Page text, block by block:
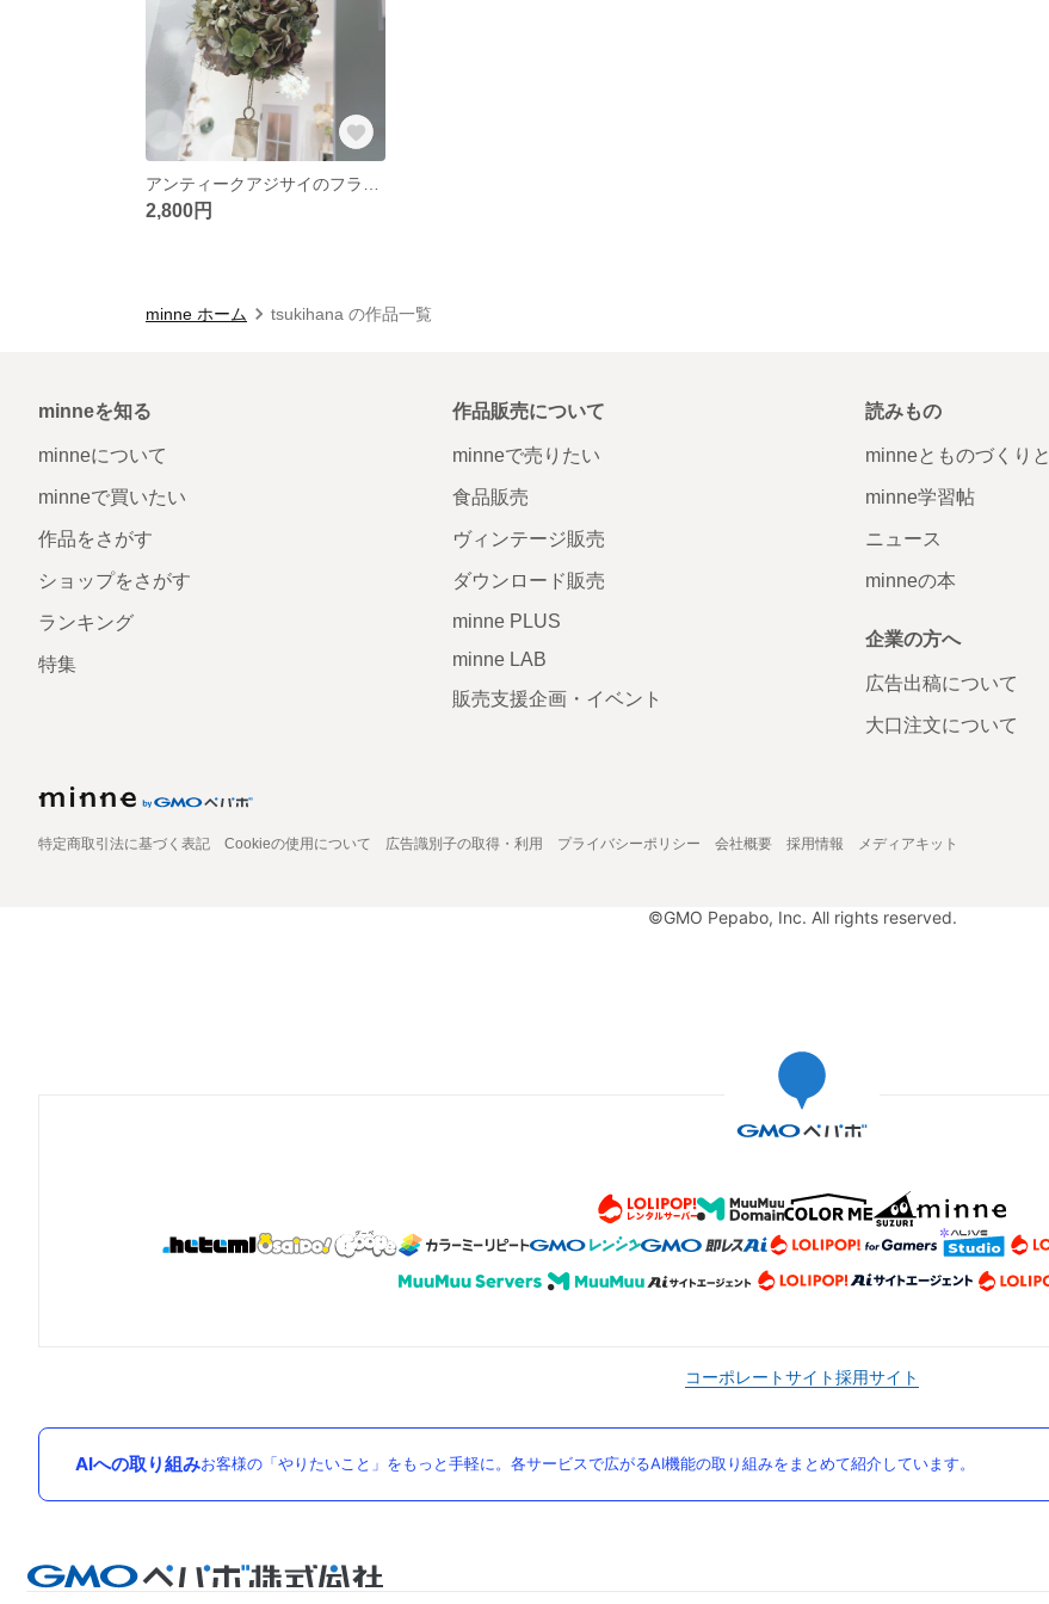
2,800円
minne ホーム tsukihana の作品一覧
minneを知る
minneについて
minneで買いたい
作品をさがす
ショップをさがす
ランキング
特集
作品販売について
minneで売りたい
食品販売
ヴィンテージ販売
ダウンロード販売
minne PLUS
minne LAB
販売支援企画・イベント
読みもの
minneとものづくりと
minne学習帖
ニュース
minneの本
企業の方へ
広告出稿について
大口注文について
特定商取引法に基づく表記 Cookieの使用について 広告識別子の取得・利用 プライバシーポリシー 会社概要 採用情報 メディアキット
©GMO Pepabo, Inc. All rights reserved.
コーポレートサイト採用サイト
AIへの取り組みお客様の「やりたいこと」をもっと手軽に。各サービスで広がるAI機能の取り組みをまとめて紹介しています。